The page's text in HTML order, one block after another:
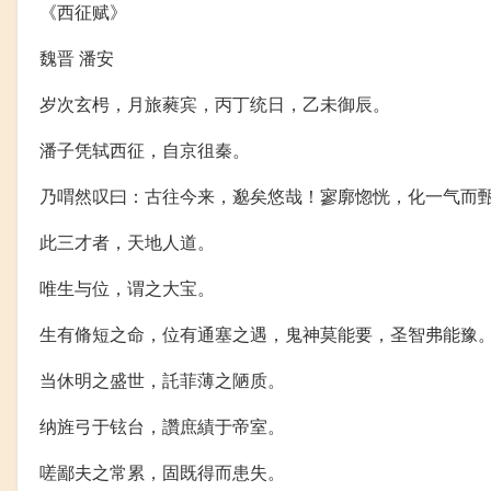
《西征赋》
魏晋 潘安
岁次玄枵，月旅蕤宾，丙丁统日，乙未御辰。
潘子凭轼西征，自京徂秦。
乃喟然叹曰：古往今来，邈矣悠哉！寥廓惚恍，化一气而甄
此三才者，天地人道。
唯生与位，谓之大宝。
生有脩短之命，位有通塞之遇，鬼神莫能要，圣智弗能豫。
当休明之盛世，託菲薄之陋质。
纳旌弓于铉台，讚庶績于帝室。
嗟鄙夫之常累，固既得而患失。